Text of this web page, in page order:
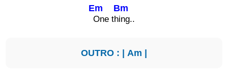
Em
One th
Bm
ing..
OUTRO : | Am |